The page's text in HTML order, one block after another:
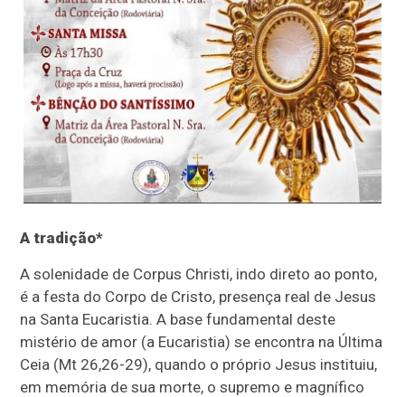
A tradição*
A solenidade de Corpus Christi, indo direto ao ponto,
é a festa do Corpo de Cristo, presença real de Jesus
na Santa Eucaristia. A base fundamental deste
mistério de amor (a Eucaristia) se encontra na Última
Ceia (Mt 26,26-29), quando o próprio Jesus instituiu,
em memória de sua morte, o supremo e magnífico